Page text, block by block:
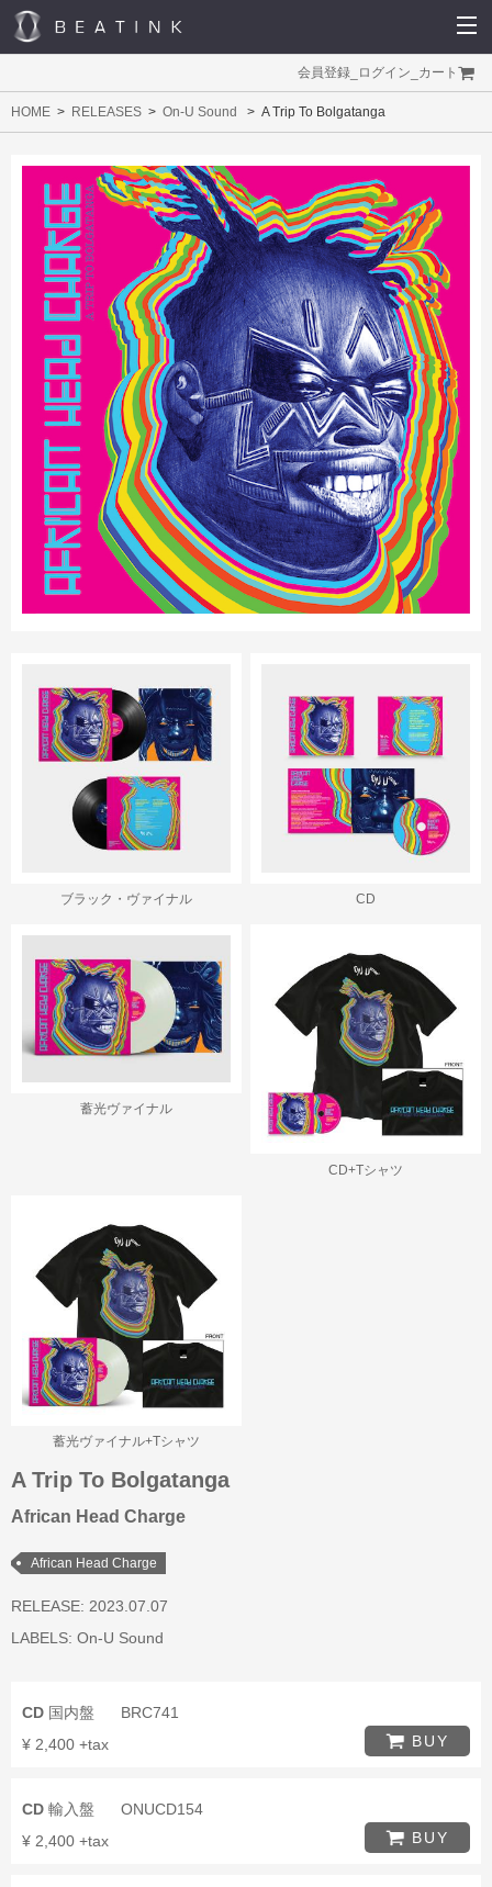
会員登録 ログイン カート
HOME RELEASES On-U Sound A Trip To Bolgatanga
ブラック・ヴァイナル CD
蓄光ヴァイナル
CD+Tシャツ
蓄光ヴァイナル+Tシャツ
A Trip To Bolgatanga
African Head Charge
African Head Charge
RELEASE: 2023.07.07
LABELS: On-U Sound
CD 国内盤
BRC741
¥ 2,400 +tax
BUY
CD 輸入盤
ONUCD154
¥ 2,400 +tax
BUY